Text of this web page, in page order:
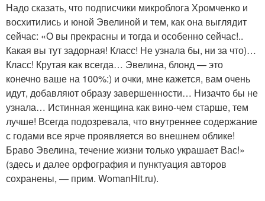
Надо сказать, что подписчики микроблога Хромченко и
восхитились и юной Эвелиной и тем, как она выглядит
сейчас: «О вы прекрасны и тогда и особенно сейчас!..
Какая вы тут задорная! Класс! Не узнала бы, ни за что)…
Класс! Крутая как всегда… Эвелина, блонд — это
конечно ваше на 100%:) и очки, мне кажется, вам очень
идут, добавляют образу завершенности… Низачто бы не
узнала… Истинная женщина как вино-чем старше, тем
лучше! Всегда подозревала, что внутреннее содержание
с годами все ярче проявляется во внешнем облике!
Браво Эвелина, течение жизни только украшает Вас!»
(здесь и далее орфография и пунктуация авторов
сохранены, — прим. WomanHit.ru).